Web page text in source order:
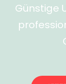
Günstige